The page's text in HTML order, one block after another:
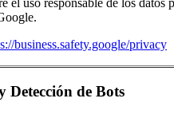
el uso responsable de los datos
business.safety.google/privacy
de Bots